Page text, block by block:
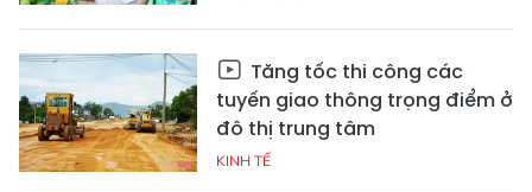
Tăng tốc thi công các
tuyến giao thông trọng điểm ở
đô thị trung tâm
KINH TẾ